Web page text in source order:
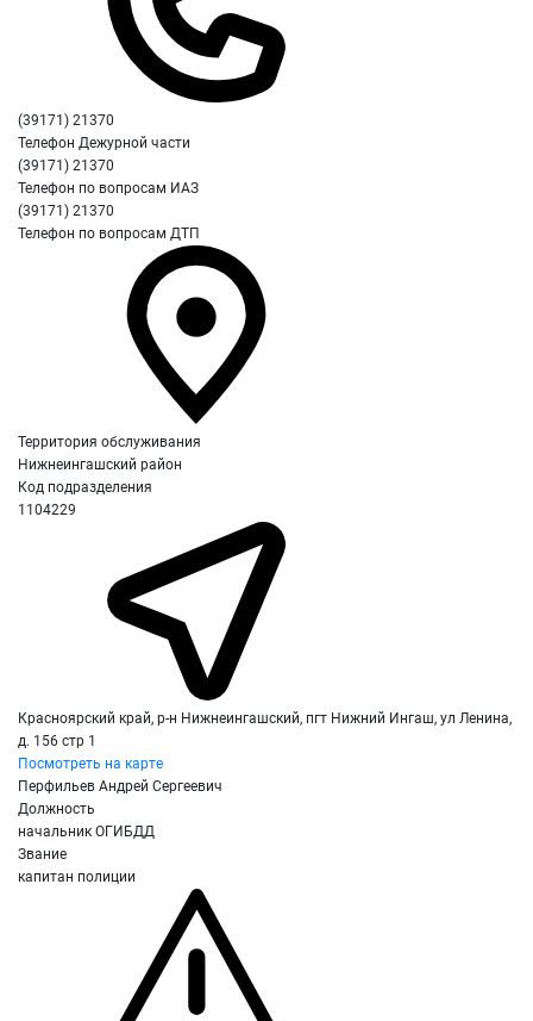
(39171) 21370
Телефон Дежурной части
(39171) 21370
Телефон по вопросам ИАЗ
(39171) 21370
Телефон по вопросам ДТП
Территория обслуживания
Нижнеингашский район
Код подразделения
1104229
Красноярский край, р-н Нижнеингашский, пгт Нижний Ингаш, ул Ленина,
д. 156 стр 1
Посмотреть на карте
Перфильев Андрей Сергеевич
Должность
начальник ОГИБДД
Звание
капитан полиции